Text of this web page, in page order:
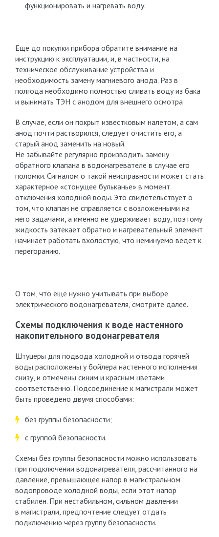
функционировать и нагревать воду.
Еще до покупки прибора обратите внимание на
инструкцию к эксплуатации, и, в частности, на
техническое обслуживание устройства и
необходимость замену магниевого анода. Раз в
полгода необходимо полностью сливать воду из бака
и вынимать ТЭН с анодом для внешнего осмотра
В случае, если он покрыт известковым налетом, а сам
анод почти растворился, следует очистить его, а
старый анод заменить на новый.
Не забывайте регулярно производить замену
обратного клапана в водонагревателе в случае его
поломки. Сигналом о такой неисправности может стать
характерное «стонущее бульканье» в момент
отключения холодной воды. Это свидетельствует о
том, что клапан не справляется с возложенными на
него задачами, а именно не удерживает воду, поэтому
жидкость затекает обратно и нагревательный элемент
начинает работать вхолостую, что неминуемо ведет к
перегоранию.
О том, что еще нужно учитывать при выборе
электрического водонагревателя, смотрите далее.
Схемы подключения к воде настенного
накопительного водонагревателя
Штуцеры для подвода холодной и отвода горячей
воды расположены у бойлера настенного исполнения
снизу, и отмечены синим и красным цветами
соответственно. Подсоединение к магистрали может
быть проведено двумя способами:
без группы безопасности;
с группой безопасности.
Схемы без группы безопасности можно использовать
при подключении водонагревателя, рассчитанного на
давление, превышающее напор в магистральном
водопроводе холодной воды, если этот напор
стабилен. При нестабильном, сильном давлении
в магистрали, предпочтение следует отдать
подключению через группу безопасности.